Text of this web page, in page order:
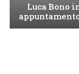
Luca Bono